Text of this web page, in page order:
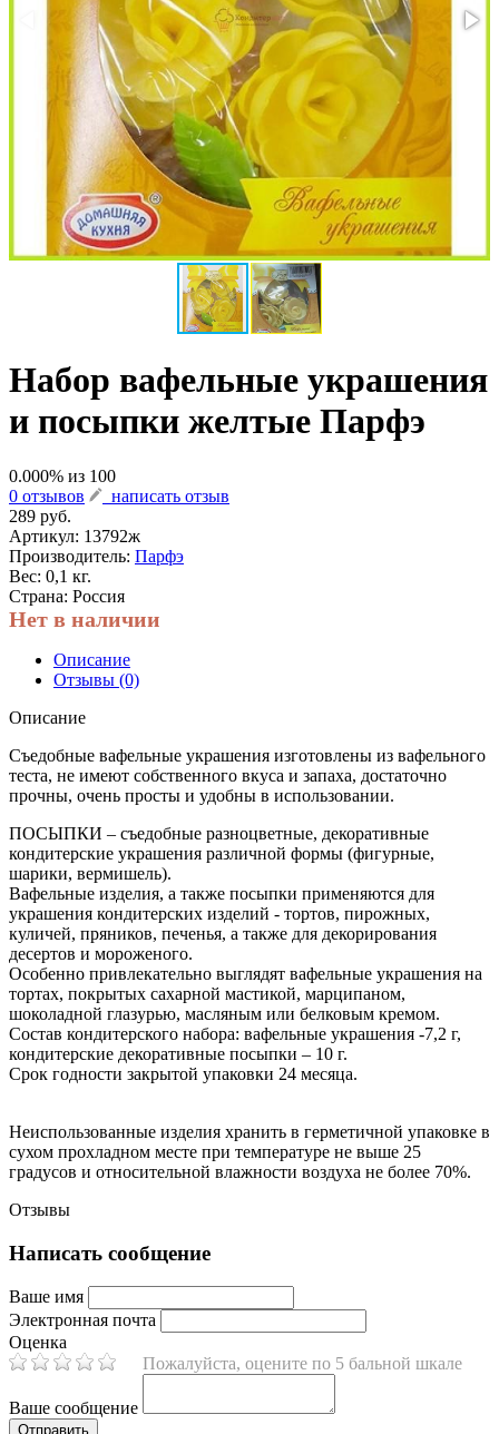
Набор вафельные украшения
и посыпки желтые Парфэ
0.000% из 100
0 отзывов
написать отзыв
289 руб.
Артикул: 13792ж
Производитель: Парфэ
Вес: 0,1 кг.
Страна: Россия
Нет в наличии
Описание
Отзывы (0)
Описание
Съедобные вафельные украшения изготовлены из вафельного
теста, не имеют собственного вкуса и запаха, достаточно
прочны, очень просты и удобны в использовании.
ПОСЫПКИ – съедобные разноцветные, декоративные
кондитерские украшения различной формы (фигурные,
шарики, вермишель).
Вафельные изделия, а также посыпки применяются для
украшения кондитерских изделий - тортов, пирожных,
куличей, пряников, печенья, а также для декорирования
десертов и мороженого.
Особенно привлекательно выглядят вафельные украшения на
тортах, покрытых сахарной мастикой, марципаном,
шоколадной глазурью, масляным или белковым кремом.
Состав кондитерского набора: вафельные украшения -7,2 г,
кондитерские декоративные посыпки – 10 г.
Срок годности закрытой упаковки 24 месяца.
Неиспользованные изделия хранить в герметичной упаковке в
сухом прохладном месте при температуре не выше 25
градусов и относительной влажности воздуха не более 70%.
Отзывы
Написать сообщение
Ваше имя
Электронная почта
Оценка
Пожалуйста, оцените по 5 бальной шкале
Ваше сообщение